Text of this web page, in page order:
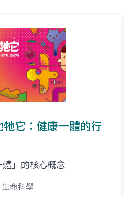
牠它：健康一體的行
」的核心概念
生命科學